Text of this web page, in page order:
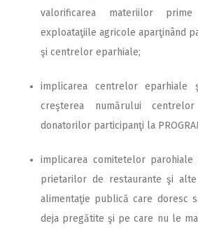
valorificarea materiilor
exploataţiile agricole aparţinând
şi centrelor eparhiale;
implicarea centrelor
creşterea numărului
donatorilor participanţi la
implicarea comitetelor
prietarilor de restaurante şi
alimentaţie publică care doresc
deja pregătite şi pe care nu le